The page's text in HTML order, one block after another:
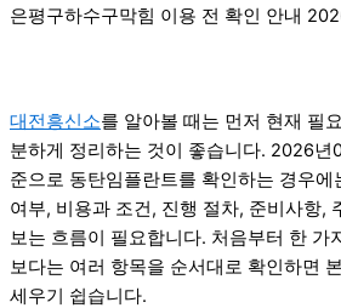
은평구하수구막힘 이용 전 확인 안내
대전흥신소를 알아볼 때는 먼저 현재 필
분하게 정리하는 것이 좋습니다. 2026
준으로 동탄임플란트를 확인하는 경우에
여부, 비용과 조건, 진행 절차, 준비사항,
보는 흐름이 필요합니다. 처음부터 한 가
보다는 여러 항목을 순서대로 확인하면
세우기 쉽습니다.